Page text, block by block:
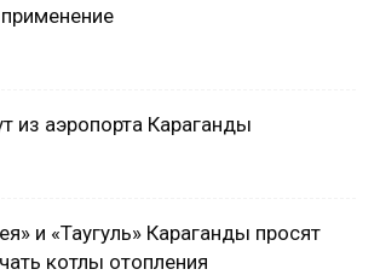
из аэропорта Караганды
и «Таугуль» Караганды просят
котлы отопления